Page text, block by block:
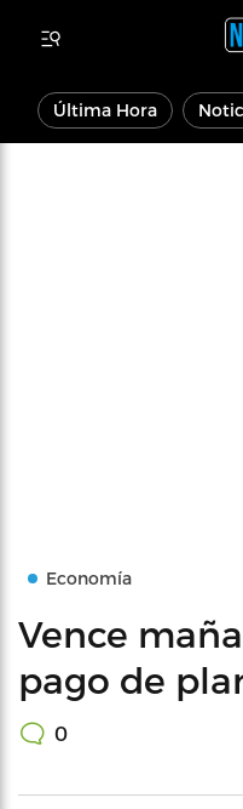
Última Hora
Economía
Vence
pago de
0